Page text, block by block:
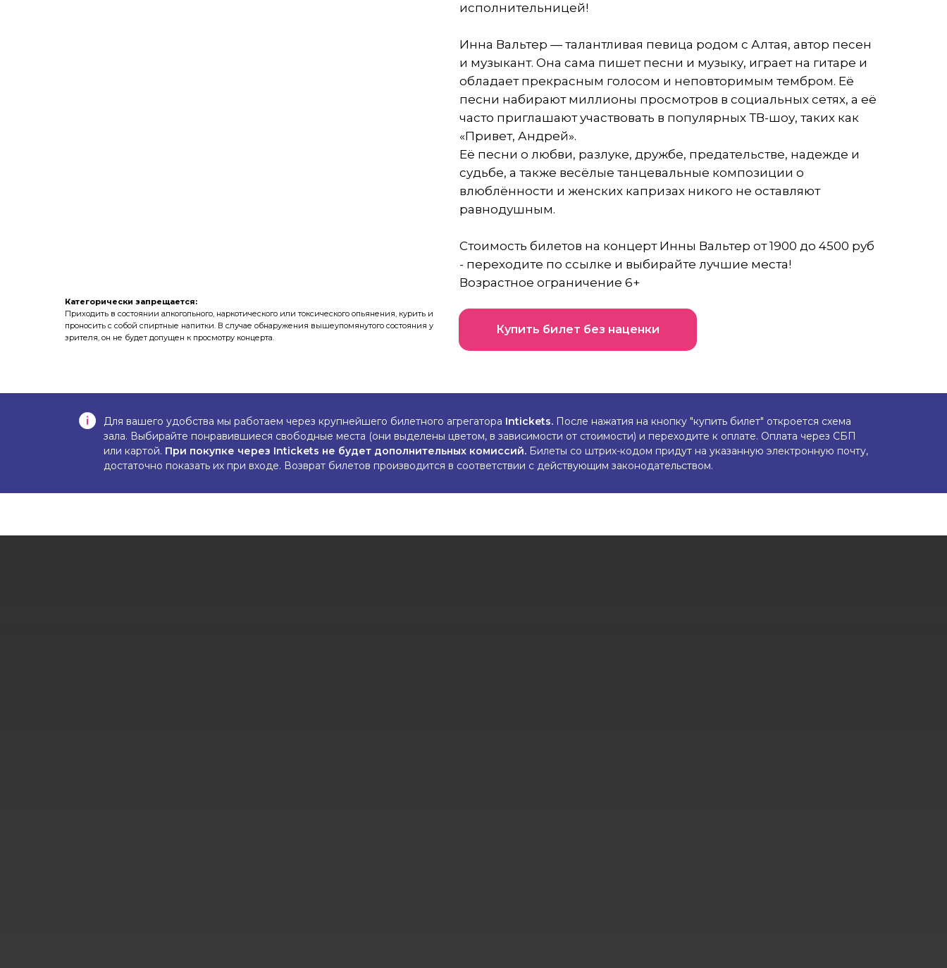
исполнительницей!
Инна Вальтер — талантливая певица родом с Алтая, автор песен
и музыкант. Она сама пишет песни и музыку, играет на гитаре и
обладает прекрасным голосом и неповторимым тембром. Её
песни набирают миллионы просмотров в социальных сетях, а её
часто приглашают участвовать в популярных ТВ-шоу, таких как
«Привет, Андрей».
Её песни о любви, разлуке, дружбе, предательстве, надежде и
судьбе, а также весёлые танцевальные композиции о
влюблённости и женских капризах никого не оставляют
равнодушным.
Стоимость билетов на концерт Инны Вальтер от 1900 до 4500 руб
- переходите по ссылке и выбирайте лучшие места!
Возрастное ограничение 6+
Категорически запрещается:
Приходить в состоянии алкогольного, наркотического или токсического опьянения, курить и
проносить с собой спиртные напитки. В случае обнаружения вышеупомянутого состояния у
зрителя, он не будет допущен к просмотру концерта.
Купить билет без наценки
Для вашего удобства мы работаем через крупнейшего билетного агрегатора Intickets. После нажатия на кнопку "купить билет" откроется схема
зала. Выбирайте понравившиеся свободные места (они выделены цветом, в зависимости от стоимости) и переходите к оплате. Оплата через СБП
или картой. При покупке через Intickets не будет дополнительных комиссий. Билеты со штрих-кодом придут на указанную электронную почту,
достаточно показать их при входе. Возврат билетов производится в соответствии с действующим законодательством.